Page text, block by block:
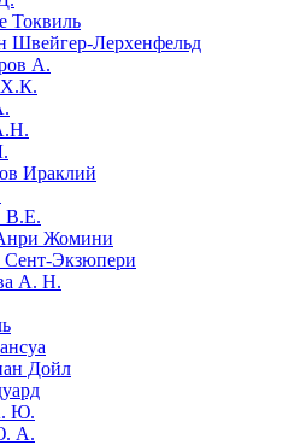
Токвиль
Швейгер-Лерхенфельд
А.
Х.К.
Ираклий
В.Е.
Жомини
Сент-Экзюпери
А. Н.
Дойл
Ю.
А.